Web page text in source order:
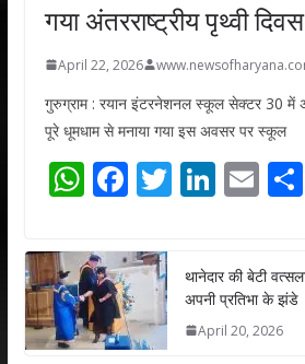
गया अंतरराष्ट्रीय पृथ्वी दिवस
April 22, 2026
गुरुग्राम : रयान इंटरनेशनल स्कूल सेक्टर 30 में
पूरे धूमधाम से मनाया गया इस अवसर पर स्कूल
W
at
s
A
p
F
e
b
o
o
T
er
Li
e
dI
E
l
S
थानेदार की बेटी
अपनी प्रतिभा के झंडे
April 20, 2026